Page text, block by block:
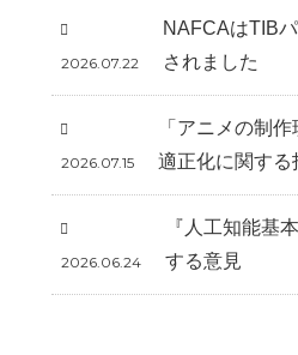
NAFCAはTIB
されました
2026.07.22
「アニメの制
適正化に関する
2026.07.15
『人工知能基
する意見
2026.06.24